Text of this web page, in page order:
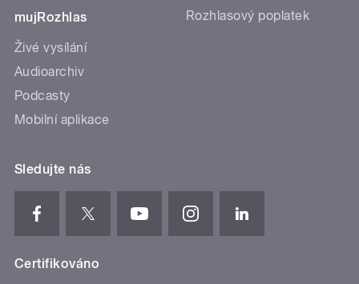
mujRozhlas
Živé vysílání
Audioarchiv
Podcasty
Mobilní aplikace
Rozhlasový poplatek
Sledujte nás
Certifikováno